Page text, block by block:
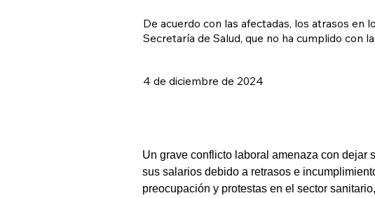
De acuerdo con las afectadas, los atrasos en
Secretaría de Salud, que no ha cumplido con
4 de diciembre de 2024
Un grave conflicto laboral amenaza con dejar
sus salarios debido a retrasos e
preocupación y protestas en el sector